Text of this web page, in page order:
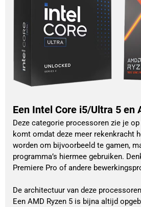
Een Intel Core i5/Ultra 5 en
Deze categorie processoren zie je
komt omdat deze meer rekenkracht
worden om bijvoorbeeld te gamen,
programma’s hiermee gebruiken.
Premiere Pro of andere
De architectuur van deze
Een AMD Ryzen 5 is bijna altijd